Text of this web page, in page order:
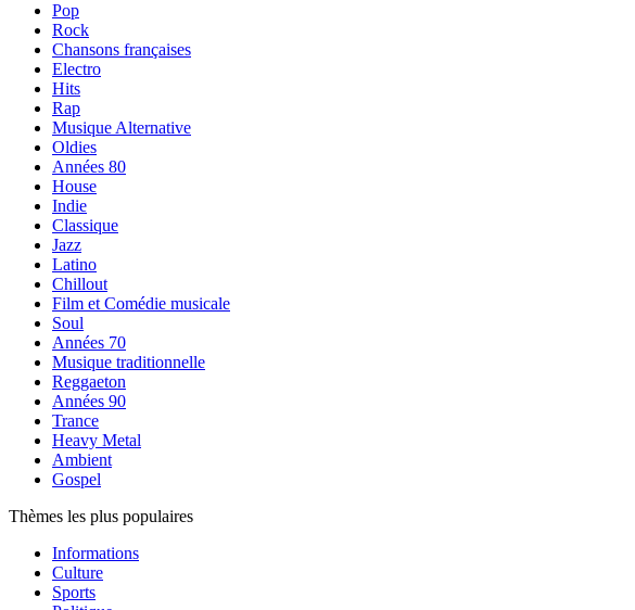
Pop
Rock
Chansons françaises
Electro
Hits
Rap
Musique Alternative
Oldies
Années 80
House
Indie
Classique
Jazz
Latino
Chillout
Film et Comédie musicale
Soul
Années 70
Musique traditionnelle
Reggaeton
Années 90
Trance
Heavy Metal
Ambient
Gospel
Thèmes les plus populaires
Informations
Culture
Sports